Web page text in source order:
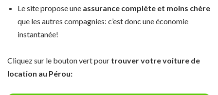
Le site propose une assurance complète et moins chère
que les autres compagnies: c’est donc une économie
instantanée!
Cliquez sur le bouton vert pour trouver votre voiture de
location au Pérou: